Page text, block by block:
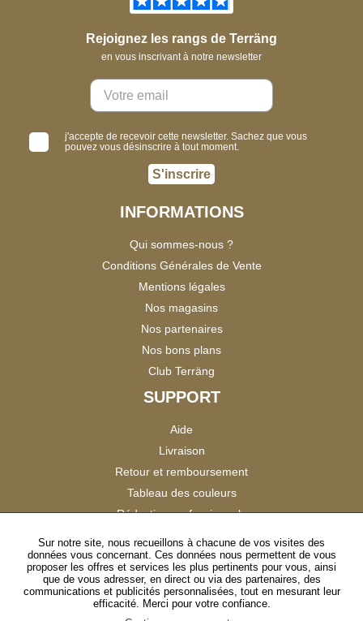
Rejoignez les rangs de Terräng
en vous inscrivant à notre newsletter
j'accepte de recevoir cette newsletter. Sachez que vous
pouvez vous désinscrire à tout moment.
S'inscrire
INFORMATIONS
Qui sommes-nous ?
Conditions Générales de Vente
Mentions légales
Nos magasins
Nos partenaires
Nos bons plans
Club Terräng
SUPPORT
Aide
Livraison
Retour et remboursement
Tableau des couleurs
Réduction professionnels
Satisfaction Clients
SUIVEZ-NOUS
Sur notre site, nous recueillons à chacune de vos visites des
données vous concernant. Ces données nous permettent de vous
proposer les offres et services les plus pertinents pour vous, ainsi
que de vous adresser, en direct ou via des partenaires, des
communications et publicités personnalisées, tout en mesurant leur
efficacité. Merci pour votre confiance.